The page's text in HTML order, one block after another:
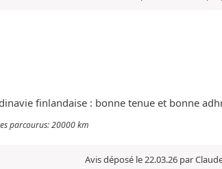
finlandaise : bonne tenue et bonne
parcourus: 20000 km
Avis déposé le 22.03.26 par